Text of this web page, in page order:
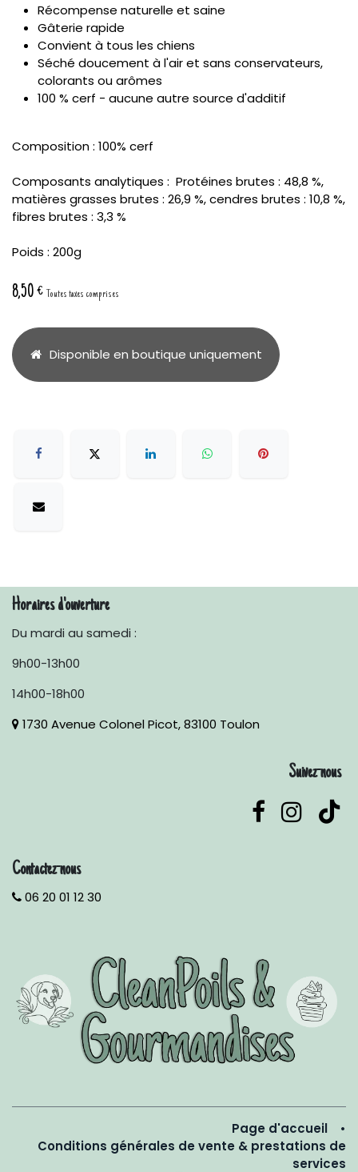
Récompense naturelle et saine
Gâterie rapide
Convient à tous les chiens
Séché doucement à l'air et sans conservateurs,
colorants ou arômes
100 % cerf - aucune autre source d'additif
Composition : 100% cerf
Composants analytiques : Protéines brutes : 48,8 %,
matières grasses brutes : 26,9 %, cendres brutes : 10,8 %,
fibres brutes : 3,3 %
Poids : 200g
8,50€ Toutes taxes comprises
Disponible en boutique uniquement
Horaires d'ouverture
Du mardi au samedi :
9h00-13h00
14h00-18h00
1730 Avenue Colonel Picot, 83100 Toulon
Suivez-nous
Contactez-nous
06 20 01 12 30
Page d'accueil
•
Conditions générales de vente & prestations de
services